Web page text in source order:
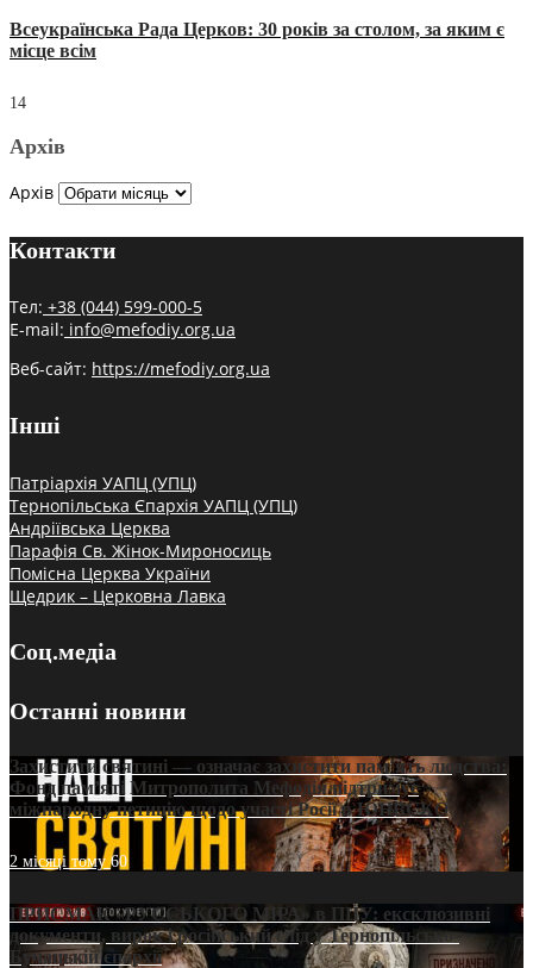
Всеукраїнська Рада Церков: 30 років за столом, за яким є
місце всім
14
Архів
Архів
Контакти
Тел: +38 (044) 599-000-5
E-mail: info@mefodiy.org.ua
Веб-сайт: https://mefodiy.org.ua
Інші
Патріархія УАПЦ (УПЦ)
Тернопільська Єпархія УАПЦ (УПЦ)
Андріївська Церква
Парафія Св. Жінок-Мироносиць
Помісна Церква України
Щедрик – Церковна Лавка
Соц.медіа
Останні новини
Захистити святині — означає захистити пам’ять людства:
Фонд пам’яті Митрополита Мефодія підтримує
міжнародну петицію щодо участі Росії в ЮНЕСКО
2 місяці тому60
ПРИСМАК «РУССЬКОГО МІРА» в ПЦУ: ексклюзивні
документи, вирок і російський слід у Тернопільсько-
Бучацькій єпархії